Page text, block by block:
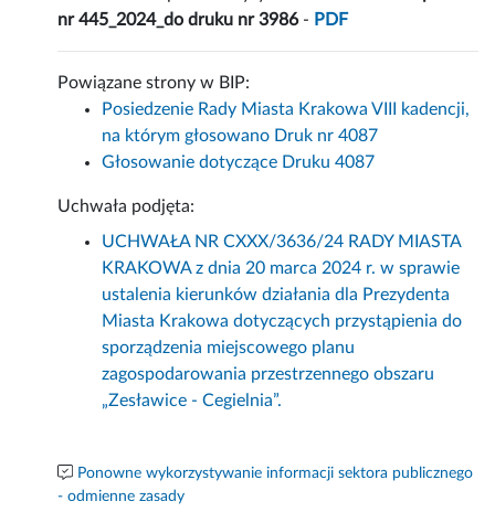
nr 445_2024_do druku nr 3986- PDF
Powiązane strony w BIP:
Posiedzenie Rady Miasta Krakowa VIII kadencji,
na którym głosowano Druk nr 4087
Głosowanie dotyczące Druku 4087
Uchwała podjęta:
UCHWAŁA NR CXXX/3636/24 RADY MIASTA
KRAKOWA z dnia 20 marca 2024 r. w sprawie
ustalenia kierunków działania dla Prezydenta
Miasta Krakowa dotyczących przystąpienia do
sporządzenia miejscowego planu
zagospodarowania przestrzennego obszaru
„Zesławice - Cegielnia”.
Ponowne wykorzystywanie informacji sektora publicznego
- odmienne zasady